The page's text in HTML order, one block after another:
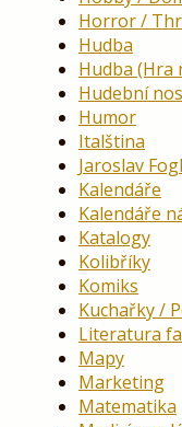
Horror /
Hudba
Hudba (Hra
Hudební
Humor
Italština
Jaroslav
Kalendáře
Kalendáře
Katalogy
Kolibříky
Komiks
Kuchařky /
Literatura
Mapy
Marketing
Matematika